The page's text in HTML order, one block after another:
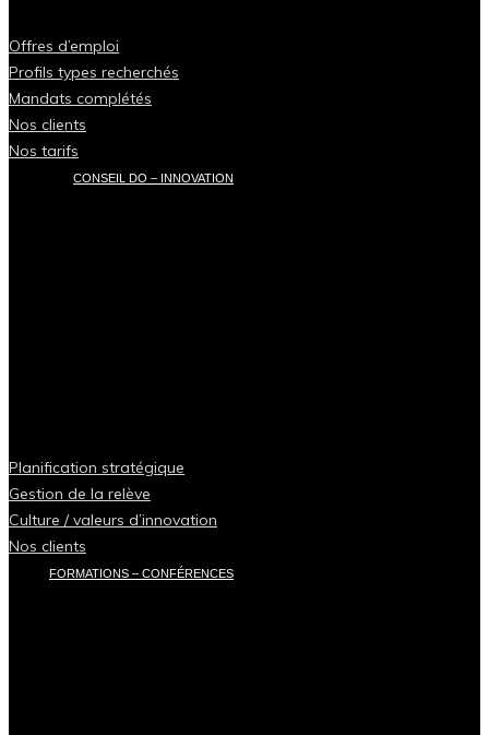
Offres d’emploi
Profils types recherchés
Mandats complétés
Nos clients
Nos tarifs
CONSEIL DO – INNOVATION
Planification stratégique
Gestion de la relève
Culture / valeurs d’innovation
Nos clients
FORMATIONS – CONFÉRENCES